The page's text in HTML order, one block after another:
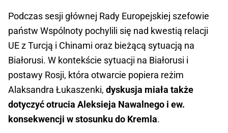
Podczas sesji głównej Rady Europejskiej szefowie
państw Wspólnoty pochylili się nad kwestią relacji
UE z Turcją i Chinami oraz bieżącą sytuacją na
Białorusi. W kontekście sytuacji na Białorusi i
postawy Rosji, która otwarcie popiera reżim
Alaksandra Łukaszenki, dyskusja miała także
dotyczyć otrucia Aleksieja Nawalnego i ew.
konsekwencji w stosunku do Kremla.